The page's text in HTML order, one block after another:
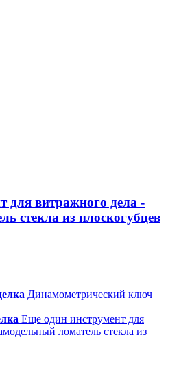
для витражного дела -
стекла из плоскогубцев
Динамометрический ключ
Еще один инструмент для
ломатель стекла из